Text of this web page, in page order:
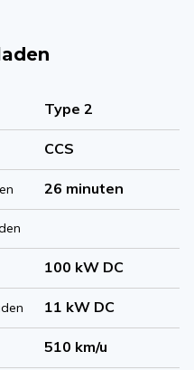
Type 2
CCS
26 minuten
100 kW DC
11 kW DC
510 km/u